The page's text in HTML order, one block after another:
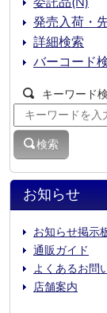
お知らせ
お知らせ掲示
通販ガイド
よくあるお問
店舗案内
発売入荷・
詳細検索
バーコード
キーワード
検索